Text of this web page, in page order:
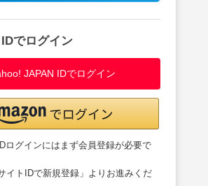
でログイン
JAPAN IDでログイン
ログインにはまず会員登録が必要で
イトIDで新規登録」よりお進みくだ